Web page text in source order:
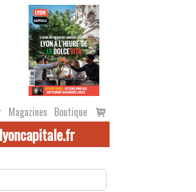
Magazines Boutique
Voir
le